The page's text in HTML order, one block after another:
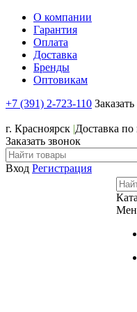
О компании
Гарантия
Оплата
Доставка
Бренды
Оптовикам
+7 (391) 2-723-110
г. Красноярск |Доставка по
Заказать звонок
Вход Регистрация